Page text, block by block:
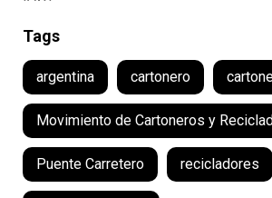
Tags
argentina cartonero
Movimiento de Cartoneros y
Puente Carretero recicladores